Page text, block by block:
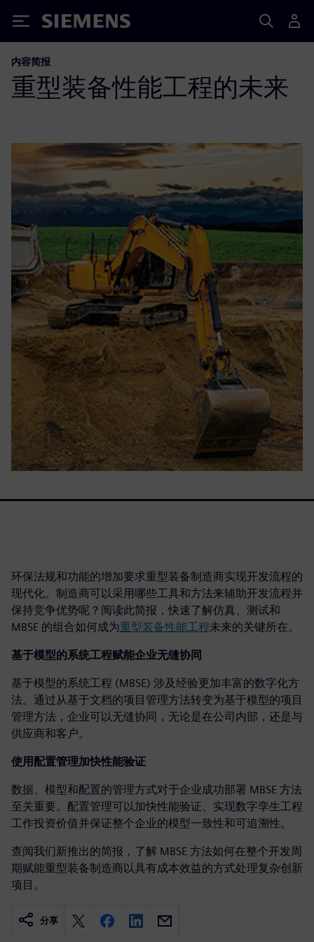
Siemens
内容简报
重型装备性能工程的未来
环保法规和功能的增加要求重型装备制造商实现开发流程的
现代化。制造商可以采用哪些工具和方法来辅助开发流程并
保持竞争优势呢？阅读此简报，快速了解仿真、测试和
MBSE 的组合如何成为重型装备性能工程未来的关键所在。
基于模型的系统工程赋能企业无缝协同
基于模型的系统工程 (MBSE) 涉及经验更加丰富的数字化方
法。通过从基于文档的项目管理方法转变为基于模型的项目
管理方法，企业可以无缝协同，无论是在公司内部，还是与
供应商和客户。
使用配置管理加快性能验证
数据、模型和配置的管理方式对于企业成功部署 MBSE 方法
至关重要。配置管理可以加快性能验证、实现数字孪生工程
工作投资价值并保证整个企业的模型一致性和可追溯性。
查阅我们新推出的简报，了解 MBSE 方法如何在整个开发周
期赋能重型装备制造商以具有成本效益的方式处理复杂创新
项目。
分享